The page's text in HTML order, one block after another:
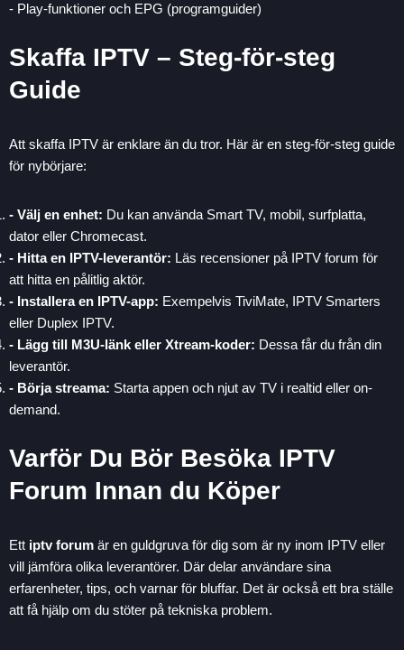
- Play-funktioner och EPG (programguider)
Skaffa IPTV – Steg-för-steg
Guide
Att skaffa IPTV är enklare än du tror. Här är en steg-för-steg guide
för nybörjare:
- Välj en enhet: Du kan använda Smart TV, mobil, surfplatta,
dator eller Chromecast.
- Hitta en IPTV-leverantör: Läs recensioner på IPTV forum för
att hitta en pålitlig aktör.
- Installera en IPTV-app: Exempelvis TiviMate, IPTV Smarters
eller Duplex IPTV.
- Lägg till M3U-länk eller Xtream-koder: Dessa får du från din
leverantör.
- Börja streama: Starta appen och njut av TV i realtid eller on-
demand.
Varför Du Bör Besöka IPTV
Forum Innan du Köper
Ett iptv forum är en guldgruva för dig som är ny inom IPTV eller
vill jämföra olika leverantörer. Där delar användare sina
erfarenheter, tips, och varnar för bluffar. Det är också ett bra ställe
att få hjälp om du stöter på tekniska problem.